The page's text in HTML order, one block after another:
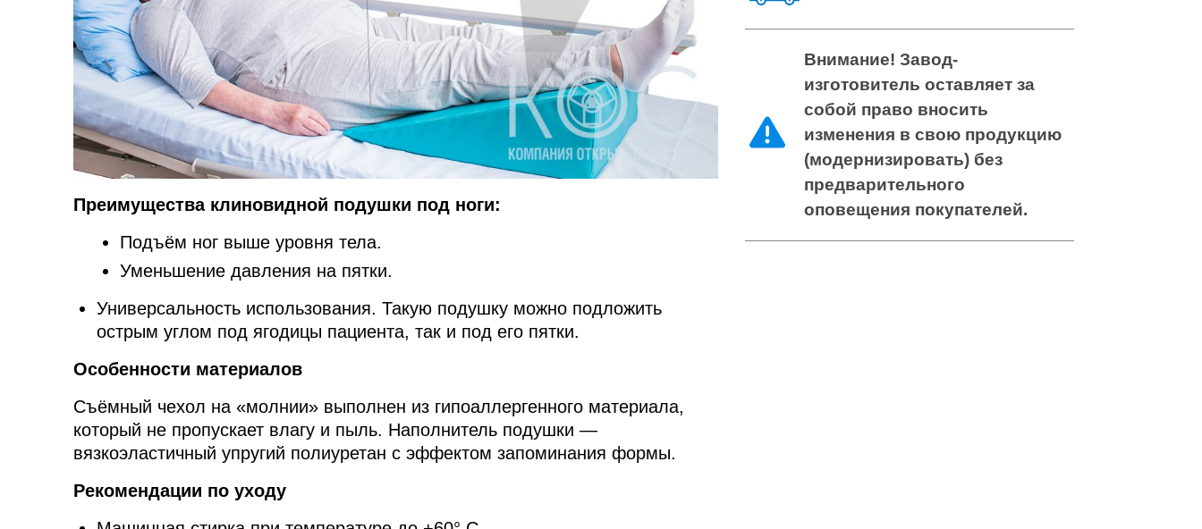
Преимущества клиновидной подушки под ноги:
Подъём ног выше уровня тела.
Уменьшение давления на пятки.
Универсальность использования. Такую подушку можно подложить
острым углом под ягодицы пациента, так и под его пятки.
Особенности материалов
Съёмный чехол на «молнии» выполнен из гипоаллергенного материала,
который не пропускает влагу и пыль. Наполнитель подушки —
вязкоэластичный упругий полиуретан с эффектом запоминания формы.
Рекомендации по уходу
Внимание! Завод-
изготовитель оставляет за
собой право вносить
изменения в свою продукцию
(модернизировать) без
предварительного
оповещения покупателей.